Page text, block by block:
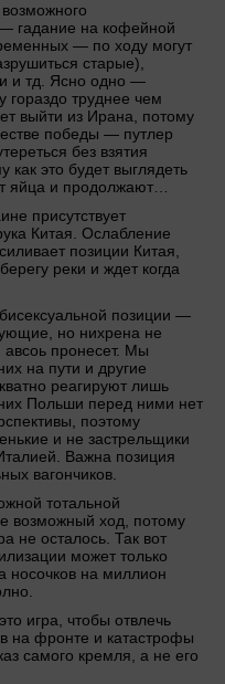
гадание на кофейной
— по ходу могут
старые),
и тд. Ясно одно —
гораздо труднее чем
выйти из Ирана, потому
победы — путлер
без взятия
как это будет выглядеть
яйца и продолжают…
присутствует
Китая. Ослабление
позиции Китая,
реки и ждет когда
позиции —
но нихрена не
пронесет. Мы
на пути и другие
реагируют лишь
Польши перед ними нет
поэтому
и не застрельщики
Важна позиция
вагончиков.
тотальной
возможный ход, потому
не осталось. Так вот
может только
носочков на миллион
игра, чтобы отвлечь
на фронте и катастрофы
самого кремля, а не его